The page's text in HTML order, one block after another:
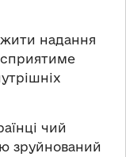
надання
сприятиме
чий
зруйнований